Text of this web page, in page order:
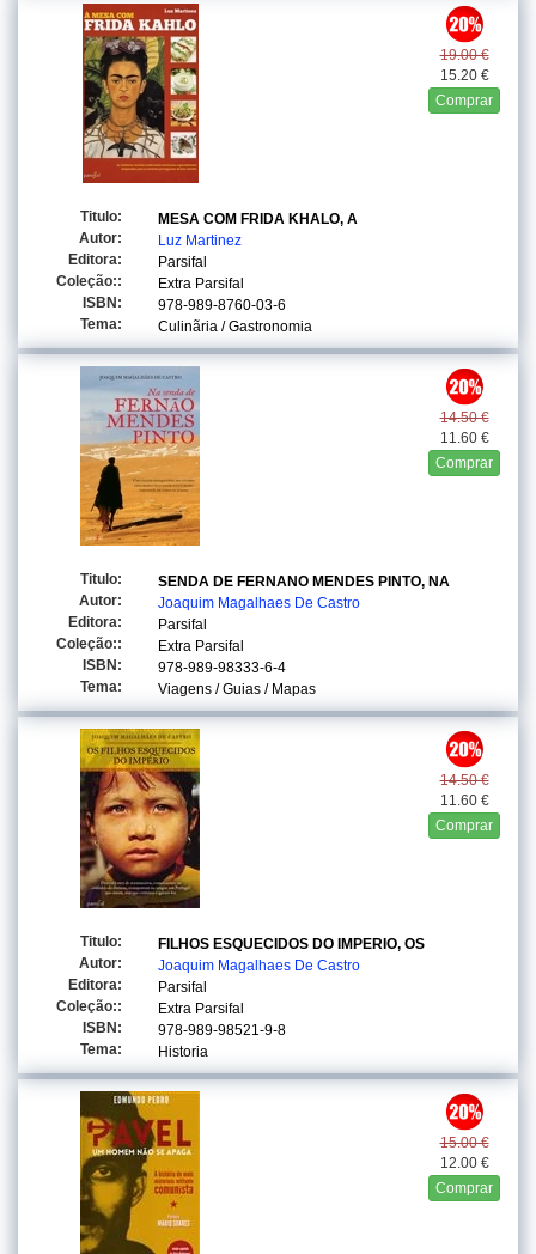
19.00 €
15.20 €
Comprar
Titulo:
MESA COM FRIDA KHALO, A
Autor:
Luz Martinez
Editora:
Parsifal
Coleção::
Extra Parsifal
ISBN:
978-989-8760-03-6
Tema:
Culinãria / Gastronomia
14.50 €
11.60 €
Comprar
Titulo:
SENDA DE FERNANO MENDES PINTO, NA
Autor:
Joaquim Magalhaes De Castro
Editora:
Parsifal
Coleção::
Extra Parsifal
ISBN:
978-989-98333-6-4
Tema:
Viagens / Guias / Mapas
14.50 €
11.60 €
Comprar
Titulo:
FILHOS ESQUECIDOS DO IMPERIO, OS
Autor:
Joaquim Magalhaes De Castro
Editora:
Parsifal
Coleção::
Extra Parsifal
ISBN:
978-989-98521-9-8
Tema:
Historia
15.00 €
12.00 €
Comprar